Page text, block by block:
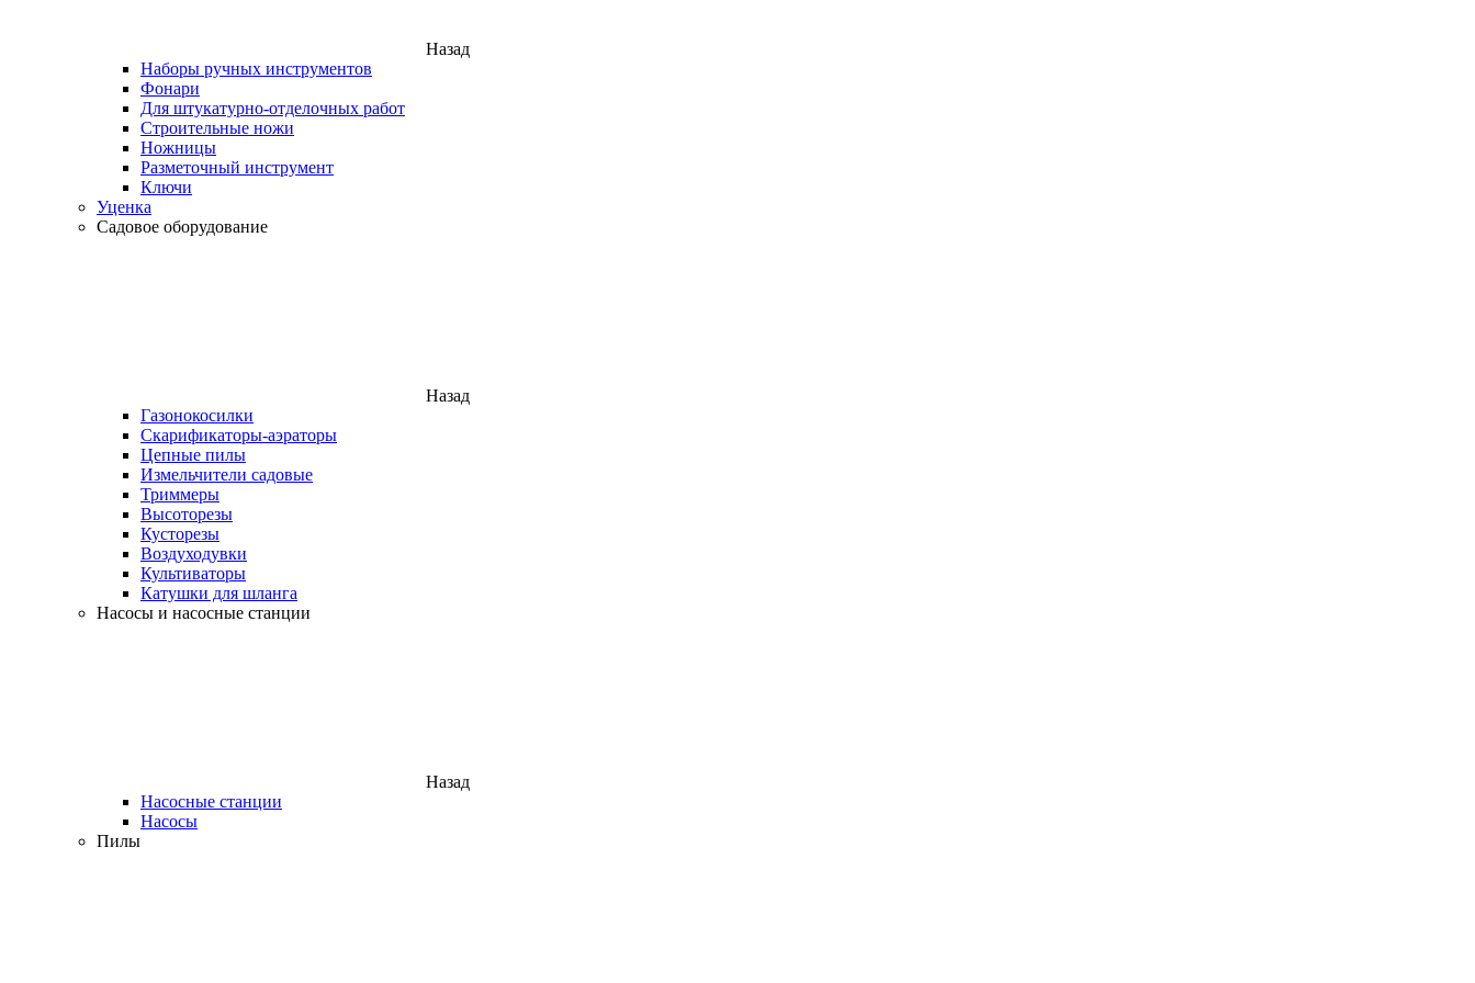
Назад
Наборы ручных инструментов
Фонари
Для штукатурно-отделочных работ
Строительные ножи
Ножницы
Разметочный инструмент
Ключи
Уценка
Садовое оборудование
Назад
Газонокосилки
Скарификаторы-аэраторы
Цепные пилы
Измельчители садовые
Триммеры
Высоторезы
Кусторезы
Воздуходувки
Культиваторы
Катушки для шланга
Насосы и насосные станции
Назад
Насосные станции
Насосы
Пилы